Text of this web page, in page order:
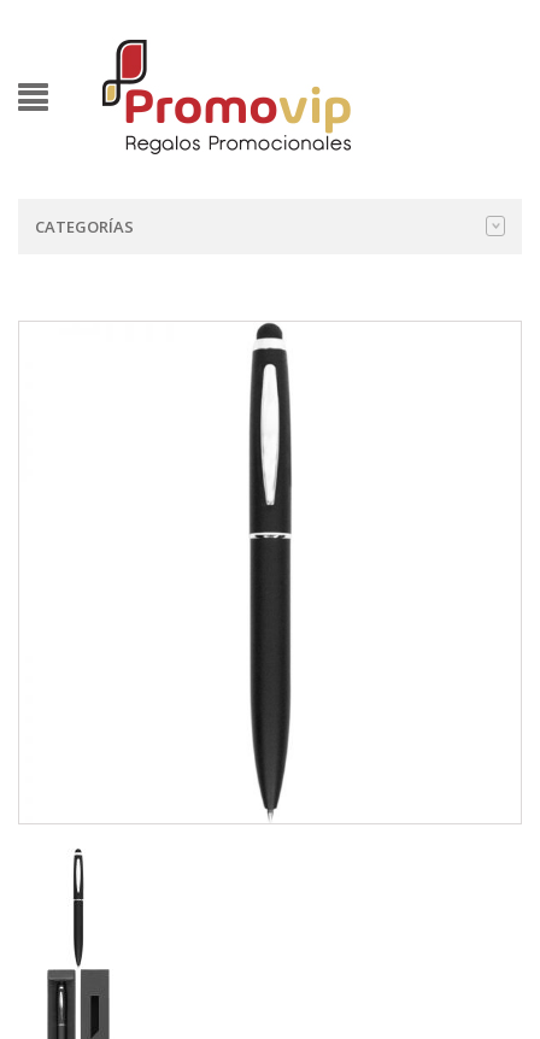
CATEGORÍAS